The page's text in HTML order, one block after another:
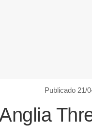
Publicado 21/